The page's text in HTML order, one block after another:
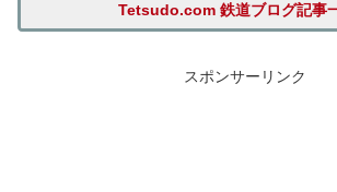
Tetsudo.com 鉄道ブログ記事
スポンサーリンク